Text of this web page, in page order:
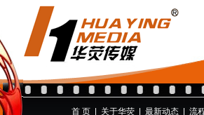
首 页| 关于华荧| 最新动态| 流